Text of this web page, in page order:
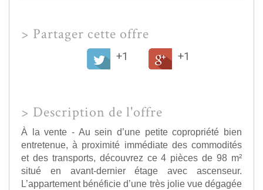
> Partager cette offre
+1 +1
> Description de l'offre
À la vente - Au sein d’une petite copropriété bien
entretenue, à proximité immédiate des commodités
et des transports, découvrez ce 4 pièces de 98 m²
situé en avant-dernier étage avec ascenseur.
L’appartement bénéficie d’une très jolie vue dégagée